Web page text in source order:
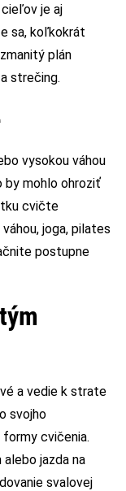
je aj
sa, koľkokrát
plán
strečing.
vysokou váhou
by mohlo ohroziť
cvičte
joga, pilates
postupne
a vedie k strate
svojho
cvičenia.
jazda na
svalovej